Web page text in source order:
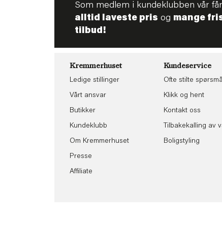
Som medlem i kundeklubben vår
alltid laveste pris og mange
tilbud!
Kremmerhuset
Ledige stillinger
Vårt ansvar
Butikker
Kundeklubb
Om Kremmerhuset
Presse
Affiliate
Kundeservice
Ofte stilte
Klikk og hent
Kontakt oss
Tilbakekalling av
Boligstyling